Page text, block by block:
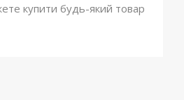
купити будь-який товар